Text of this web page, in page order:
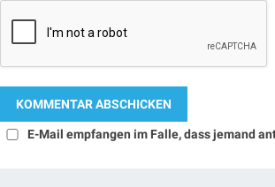
E-Mail empfangen im Falle, dass jemand